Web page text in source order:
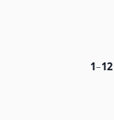
1–12